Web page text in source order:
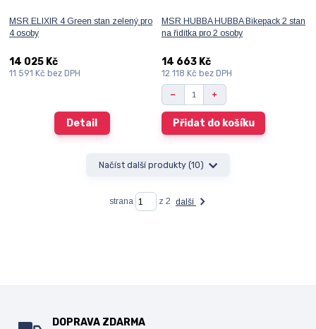
MSR ELIXIR 4 Green stan zelený pro
4 osoby
14 025 Kč
11 591 Kč bez DPH
Detail
MSR HUBBA HUBBA Bikepack 2 stan
na řidítka pro 2 osoby
14 663 Kč
12 118 Kč bez DPH
Přidat do košíku
Načíst další produkty (10)
strana z 2 další
DOPRAVA ZDARMA